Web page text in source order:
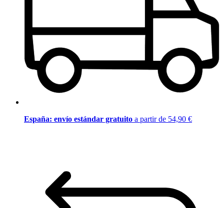
España: envío estándar gratuito a partir de 54,90 €